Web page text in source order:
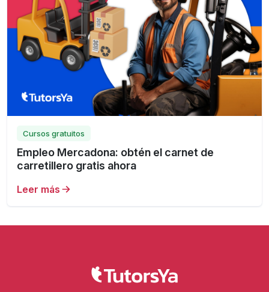
Cursos gratuitos
Empleo Mercadona: obtén el carnet de
carretillero gratis ahora
Leer más